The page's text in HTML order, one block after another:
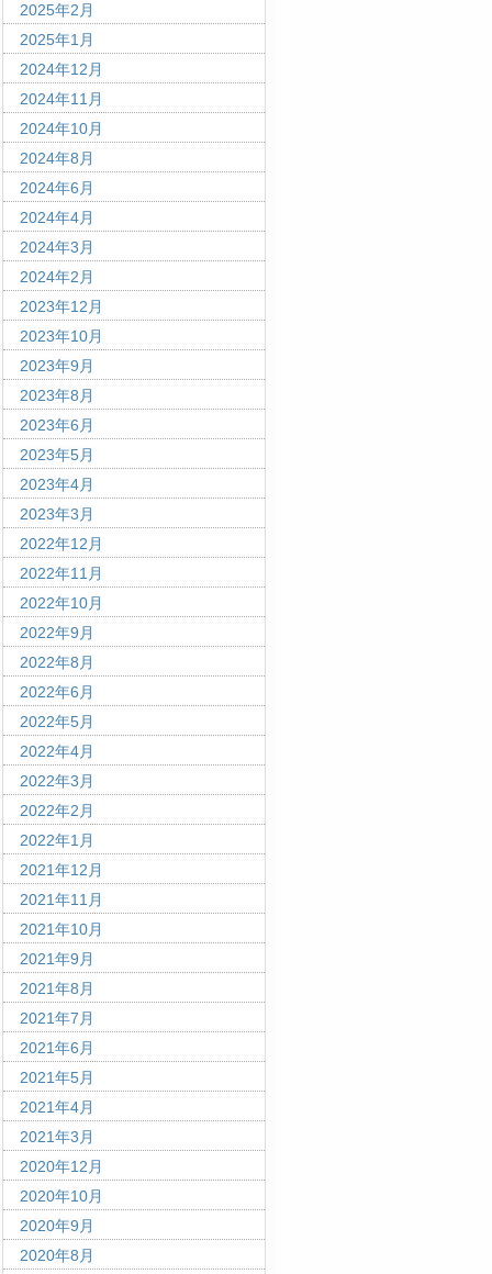
2025年2月
2025年1月
2024年12月
2024年11月
2024年10月
2024年8月
2024年6月
2024年4月
2024年3月
2024年2月
2023年12月
2023年10月
2023年9月
2023年8月
2023年6月
2023年5月
2023年4月
2023年3月
2022年12月
2022年11月
2022年10月
2022年9月
2022年8月
2022年6月
2022年5月
2022年4月
2022年3月
2022年2月
2022年1月
2021年12月
2021年11月
2021年10月
2021年9月
2021年8月
2021年7月
2021年6月
2021年5月
2021年4月
2021年3月
2020年12月
2020年10月
2020年9月
2020年8月